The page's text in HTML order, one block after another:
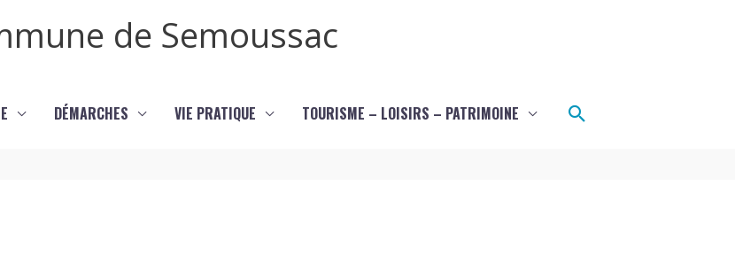
de Semoussac
DÉMARCHES VIE PRATIQUE TOURISME – LOISIRS – PATRIMOINE Rechercher